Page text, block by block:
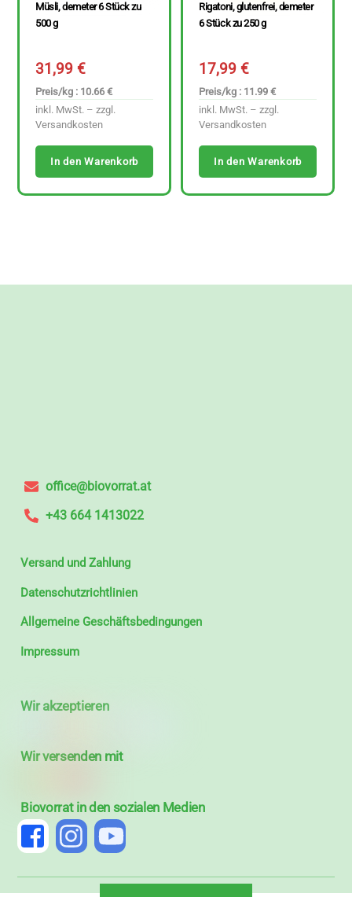
Müsli, demeter 6 Stück zu
500 g
31,99€
Preis/kg : 10.66 €
inkl. MwSt. – zzgl.
Versandkosten
In den Warenkorb
Rigatoni, glutenfrei, demeter
6 Stück zu 250 g
17,99€
Preis/kg : 11.99 €
inkl. MwSt. – zzgl.
Versandkosten
In den Warenkorb
office@biovorrat.at
+43 664 1413022
Versand und Zahlung
Datenschutzrichtlinien
Allgemeine Geschäftsbedingungen
Impressum
Wir akzeptieren
Wir versenden mit
Biovorrat in den sozialen Medien